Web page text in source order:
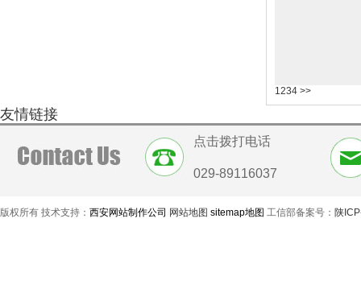
1234 >>
友情链接
点击拨打电话
029-89116037
版权所有 技术支持： 西安网站制作公司 网站地图 sitemap地图 工信部备案号： 陕